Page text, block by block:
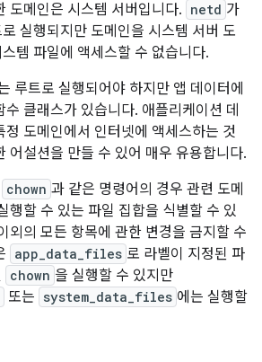
도메인은 시스템 서버입니다. netd 가
실행되지만 도메인을 시스템 서버 도
템 파일에 액세스할 수 없습니다.
루트로 실행되어야 하지만 앱 데이터에
클래스가 있습니다. 애플리케이션 데
정 도메인에서 인터넷에 액세스하는 것
어설션을 만들 수 있어 매우 유용합니다.
chown 과 같은 명령어의 경우 관련 도메
행할 수 있는 파일 집합을 식별할 수 있
외의 모든 항목에 관한 변경을 금지할 수
app_data_files 로 라벨이 지정된 파
chown 을 실행할 수 있지만
또는 system_data_files 에는 실행할